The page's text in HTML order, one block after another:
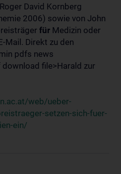
David Kornberg
2006) sowie von John
für Medizin oder
Mail. Direkt zu den
pdfs news
file>Harald zur
web/ueber-
setzen-sich-fuer-
ein/